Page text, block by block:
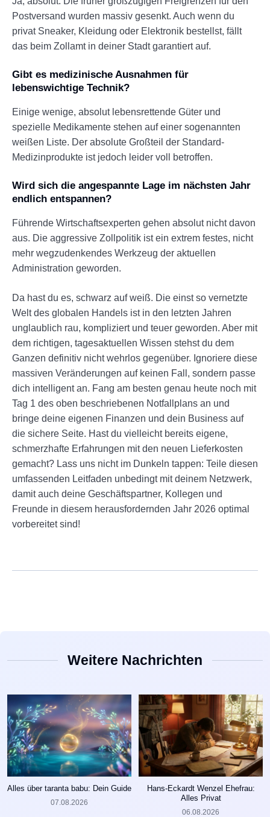
Postversand wurden massiv gesenkt. Auch wenn du
privat Sneaker, Kleidung oder Elektronik bestellst, fällt
das beim Zollamt in deiner Stadt garantiert auf.
Gibt es medizinische Ausnahmen für
lebenswichtige Technik?
Einige wenige, absolut lebensrettende Güter und
spezielle Medikamente stehen auf einer sogenannten
weißen Liste. Der absolute Großteil der Standard-
Medizinprodukte ist jedoch leider voll betroffen.
Wird sich die angespannte Lage im nächsten Jahr
endlich entspannen?
Führende Wirtschaftsexperten gehen absolut nicht davon
aus. Die aggressive Zollpolitik ist ein extrem festes, nicht
mehr wegzudenkendes Werkzeug der aktuellen
Administration geworden.
Da hast du es, schwarz auf weiß. Die einst so vernetzte
Welt des globalen Handels ist in den letzten Jahren
unglaublich rau, kompliziert und teuer geworden. Aber mit
dem richtigen, tagesaktuellen Wissen stehst du dem
Ganzen definitiv nicht wehrlos gegenüber. Ignoriere diese
massiven Veränderungen auf keinen Fall, sondern passe
dich intelligent an. Fang am besten genau heute noch mit
Tag 1 des oben beschriebenen Notfallplans an und
bringe deine eigenen Finanzen und dein Business auf
die sichere Seite. Hast du vielleicht bereits eigene,
schmerzhafte Erfahrungen mit den neuen Lieferkosten
gemacht? Lass uns nicht im Dunkeln tappen: Teile diesen
umfassenden Leitfaden unbedingt mit deinem Netzwerk,
damit auch deine Geschäftspartner, Kollegen und
Freunde in diesem herausfordernden Jahr 2026 optimal
vorbereitet sind!
Weitere Nachrichten
Alles über taranta babu: Dein Guide
07.08.2026
Hans-Eckardt Wenzel Ehefrau:
Alles Privat
06.08.2026